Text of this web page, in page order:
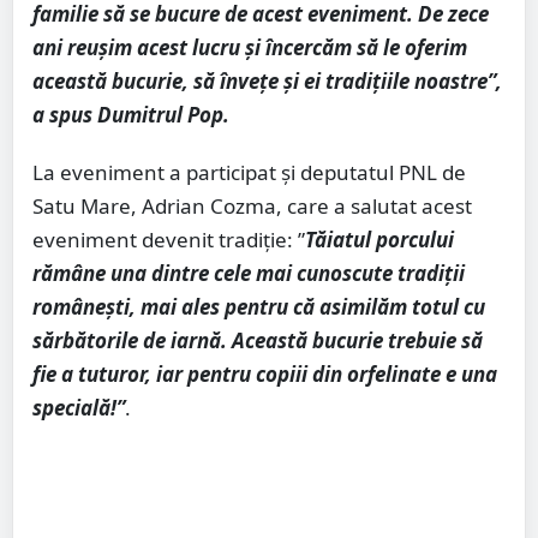
familie să se bucure de acest eveniment. De zece
ani reușim acest lucru și încercăm să le oferim
această bucurie, să învețe și ei tradițiile noastre”,
a spus Dumitrul Pop.
La eveniment a participat și deputatul PNL de
Satu Mare, Adrian Cozma, care a salutat acest
eveniment devenit tradiție: ”Tăiatul porcului
rămâne una dintre cele mai cunoscute tradiții
românești, mai ales pentru că asimilăm totul cu
sărbătorile de iarnă. Această bucurie trebuie să
fie a tuturor, iar pentru copiii din orfelinate e una
specială!”.